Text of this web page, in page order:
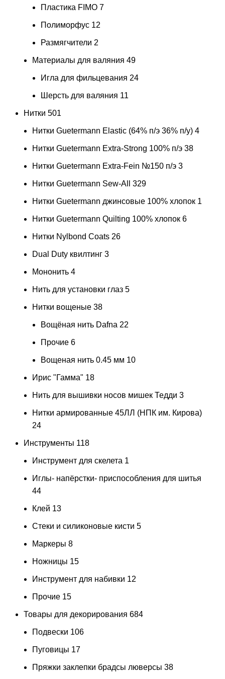
Пластика FIMO 7
Полиморфус 12
Размягчители 2
Материалы для валяния 49
Игла для фильцевания 24
Шерсть для валяния 11
Нитки 501
Нитки Guetermann Elastic (64% п/э 36% п/у) 4
Нитки Guetermann Extra-Strong 100% п/э 38
Нитки Guetermann Extra-Fein №150 п/э 3
Нитки Guetermann Sew-All 329
Нитки Guetermann джинсовые 100% хлопок 1
Нитки Guetermann Quilting 100% хлопок 6
Нитки Nylbond Coats 26
Dual Duty квилтинг 3
Мононить 4
Нить для установки глаз 5
Нитки вощеные 38
Вощёная нить Dafna 22
Прочие 6
Вощеная нить 0.45 мм 10
Ирис "Гамма" 18
Нить для вышивки носов мишек Тедди 3
Нитки армированные 45ЛЛ (НПК им. Кирова)
24
Инструменты 118
Инструмент для скелета 1
Иглы- напёрстки- приспособления для шитья
44
Клей 13
Стеки и силиконовые кисти 5
Маркеры 8
Ножницы 15
Инструмент для набивки 12
Прочие 15
Товары для декорирования 684
Подвески 106
Пуговицы 17
Пряжки заклепки брадсы люверсы 38